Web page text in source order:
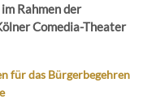
Rahmen der
Comedia-Theater
für das Bürgerbegehren